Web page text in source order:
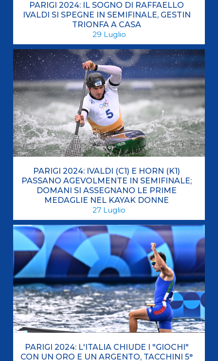
PARIGI 2024: IL SOGNO DI RAFFAELLO
IVALDI SI SPEGNE IN SEMIFINALE, GESTIN
TRIONFA A CASA
29 Luglio
PARIGI 2024: IVALDI (C1) E HORN (K1)
PASSANO AGEVOLMENTE IN SEMIFINALE;
DOMANI SI ASSEGNANO LE PRIME
MEDAGLIE NEL KAYAK DONNE
27 Luglio
PARIGI 2024: L'ITALIA CHIUDE I "GIOCHI"
CON UN ORO E UN ARGENTO, TACCHINI 5°